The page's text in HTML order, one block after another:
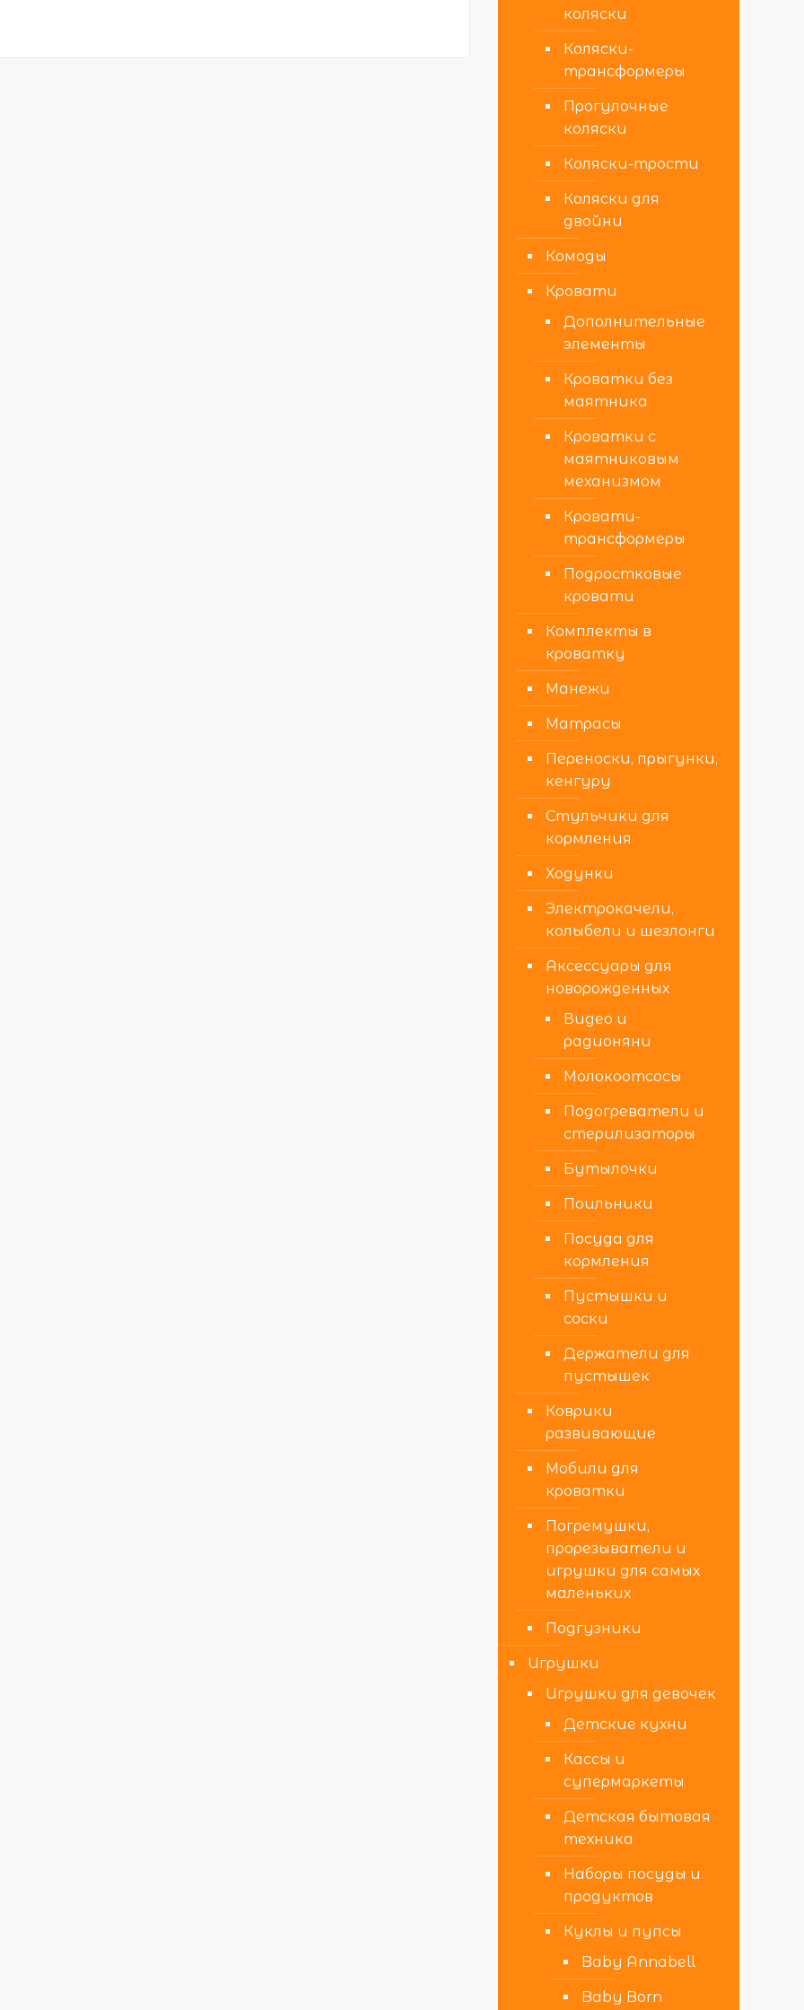
коляски
Коляски-
трансформеры
Прогулочные
коляски
Коляски-трости
Коляски для
двойни
Комоды
Кровати
Дополнительные
элементы
Кроватки без
маятника
Кроватки с
маятниковым
механизмом
Кровати-
трансформеры
Подростковые
кровати
Комплекты в
кроватку
Манежи
Матрасы
Переноски, прыгунки,
кенгуру
Стульчики для
кормления
Ходунки
Электрокачели,
колыбели и шезлонги
Аксессуары для
новорожденных
Видео и
радионяни
Молокоотсосы
Подогреватели и
стерилизаторы
Бутылочки
Поильники
Посуда для
кормления
Пустышки и
соски
Держатели для
пустышек
Коврики
развивающие
Мобили для
кроватки
Погремушки,
прорезыватели и
игрушки для самых
маленьких
Подгузники
Игрушки
Игрушки для девочек
Детские кухни
Кассы и
супермаркеты
Детская бытовая
техника
Наборы посуды и
продуктов
Куклы и пупсы
Baby Annabell
Baby Born